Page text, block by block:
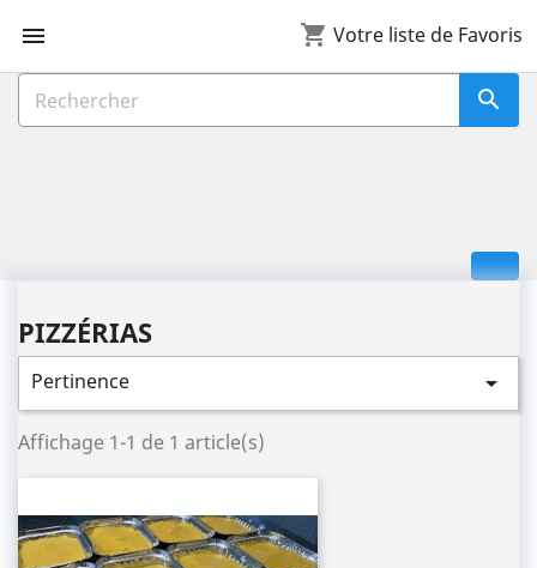
 shopping_cart Votre liste de Favoris

PIZZÉRIAS
Pertinence 
Affichage 1-1 de 1 article(s)